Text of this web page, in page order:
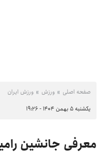
صفحه اصلی ورزش ورزش ایران
یکشنبه ۵ بهمن ۱۴۰۴ - ۱۹:۲۶
معرفی جانشین